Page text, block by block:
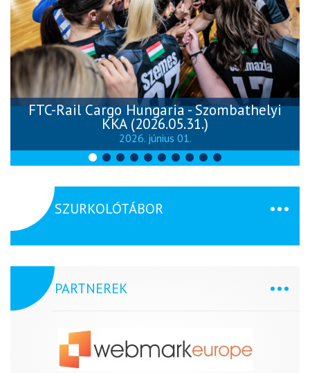
FTC-Rail Cargo Hungaria - Szombathelyi
KKA (2026.05.31.)
2026. június 01.
SZURKOLÓTÁBOR
PARTNEREK